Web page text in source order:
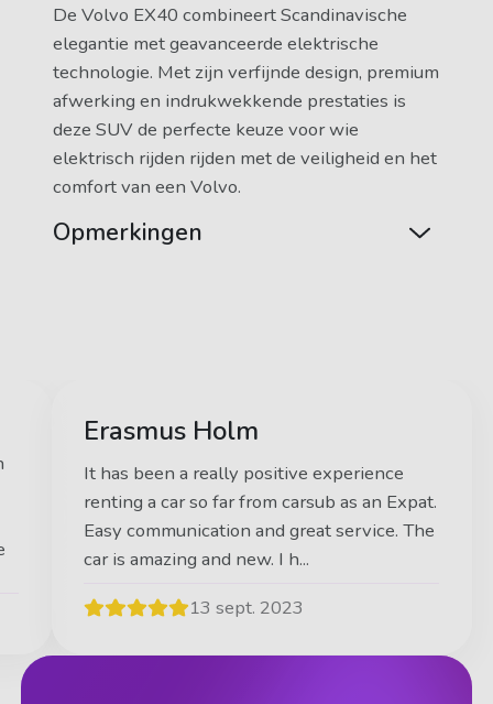
De Volvo EX40 combineert Scandinavische
elegantie met geavanceerde elektrische
technologie. Met zijn verfijnde design, premium
afwerking en indrukwekkende prestaties is
deze SUV de perfecte keuze voor wie
elektrisch rijden rijden met de veiligheid en het
comfort van een Volvo.
Opmerkingen
Erasmus Holm
It has been a really positive experience
renting a car so far from carsub as an Expat.
Easy communication and great service. The
car is amazing and new. I h...
13 sept. 2023